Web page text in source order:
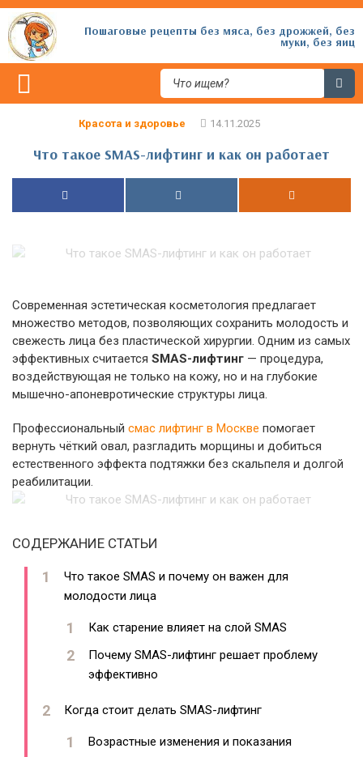
Пошаговые рецепты без мяса, без дрожжей, без
муки, без яиц
Красота и здоровье
Что такое SMAS-лифтинг и как он работает
Современная эстетическая косметология предлагает
множество методов, позволяющих сохранить молодость и
свежесть лица без пластической хирургии. Одним из самых
эффективных считается SMAS-лифтинг — процедура,
воздействующая не только на кожу, но и на глубокие
мышечно-апоневротические структуры лица.
Профессиональный смас лифтинг в Москве помогает
вернуть чёткий овал, разгладить морщины и добиться
естественного эффекта подтяжки без скальпеля и долгой
реабилитации.
СОДЕРЖАНИЕ СТАТЬИ
Что такое SMAS и почему он важен для
молодости лица
Как старение влияет на слой SMAS
Почему SMAS-лифтинг решает проблему
эффективно
Когда стоит делать SMAS-лифтинг
Возрастные изменения и показания